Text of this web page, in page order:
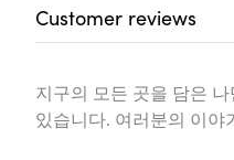
Customer reviews
지구의 모든 곳을 담은
있습니다. 여러분의 이